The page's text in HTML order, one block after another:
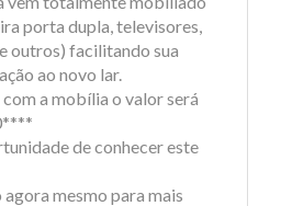
porta dupla, televisores,
outros) facilitando sua
ao novo lar.
a mobília o valor será
de conhecer este
mesmo para mais